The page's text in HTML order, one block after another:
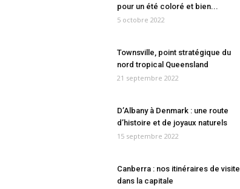
pour un été coloré et bien...
5 octobre 2022
Townsville, point stratégique du
nord tropical Queensland
21 septembre 2022
D’Albany à Denmark : une route
d’histoire et de joyaux naturels
15 septembre 2022
Canberra : nos itinéraires de visite
dans la capitale